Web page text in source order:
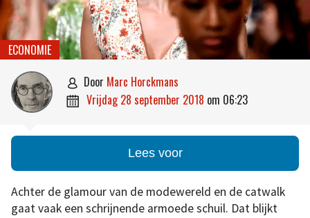
ECONOMIE
 door Marc Horckmans
 vrijdag 28 september 2018 om 06:23
Lees voor
Achter de glamour van de modewereld en de catwalk
gaat vaak een schrijnende armoede schuil. Dat blijkt